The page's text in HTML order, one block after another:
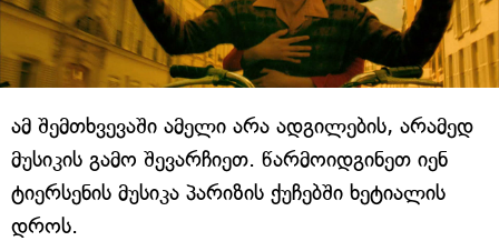
ამ შემთხვევაში ამელი არა ადგილების, არამედ
მუსიკის გამო შევარჩიეთ. წარმოიდგინეთ იენ
ტიერსენის მუსიკა პარიზის ქუჩებში ხეტიალის
დროს.